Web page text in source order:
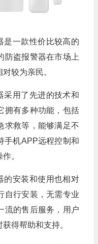
是一款性价比较高的
防盗报警器在市场上
较为亲民。
采用了先进的技术和
拥有多种功能，包括
求救等，能够满足不
手机APP远程控制和
。
的安装和使用也相对
自行安装，无需专业
流的售后服务，用户
得帮助和支持。